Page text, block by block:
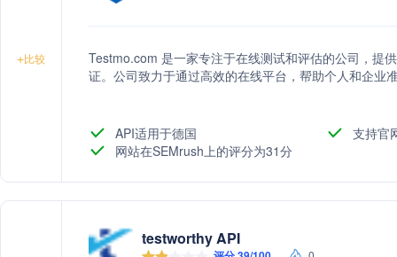
+比较
Testmo.com 是一家专注于在线测试和评估的公司，提
证。公司致力于通过高效的在线平台，帮助个人和企业
API适用于德国
支持官
网站在SEMrush上的评分为31分
testworthy API